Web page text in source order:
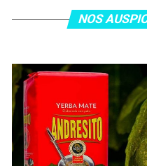
NOS